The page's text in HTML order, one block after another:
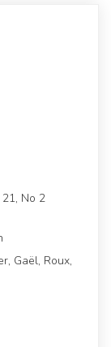
No 2
Gaël, Roux,